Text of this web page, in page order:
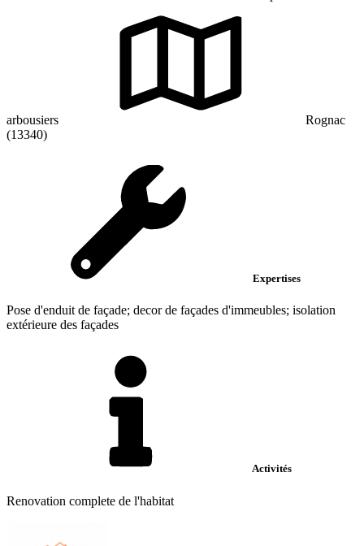
arbousiers
Rognac
(13340)
Expertises
Pose d'enduit de façade; decor de façades d'immeubles; isolation
extérieure des façades
Activités
Renovation complete de l'habitat